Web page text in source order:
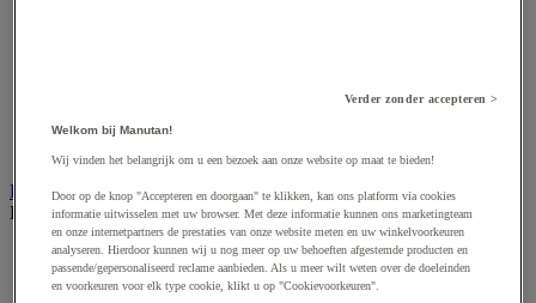
Studioverlichting en accessoires
Bewegwijzering en aanduidingsborden
Bekijk de hele productgroep
Deurnaambord
Pictogram
Verder zonder accepteren >
Welkom bij Manutan!
Wij vinden het belangrijk om u een bezoek aan onze website op maat te bieden!
Door op de knop "Accepteren en doorgaan" te klikken, kan ons platform via cookies
informatie uitwisselen met uw browser. Met deze informatie kunnen ons marketingteam
en onze internetpartners de prestaties van onze website meten en uw winkelvoorkeuren
analyseren. Hierdoor kunnen wij u nog meer op uw behoeften afgestemde producten en
passende/gepersonaliseerd reclame aanbieden. Als u meer wilt weten over de doeleinden
en voorkeuren voor elk type cookie, klikt u op "Cookievoorkeuren".